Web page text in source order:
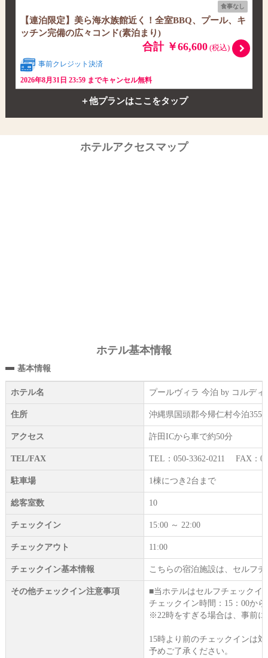
食事なし
【連泊限定】美ら海水族館近く！全室BBQ、プール、キ
ッチン完備の広々コンド(素泊まり)
合計 ￥66,600(税込)
事前クレジット決済
2026年8月31日 23:59 までキャンセル無料
＋他プランはここをタップ
ホテルアクセスマップ
ホテル基本情報
基本情報
ホテル名 プールヴィラ 今泊 by コルディ
住所 沖縄県国頭郡今帰仁村今泊3551
アクセス 許田ICから車で約50分
TEL/FAX TEL：050-3362-0211 FAX：
駐車場 1棟につき2台まで
総客室数 10
チェックイン 15:00 ～ 22:00
チェックアウト 11:00
チェックイン基本情報 こちらの宿泊施設は、セルフ
その他チェックイン注意事項
■当ホテルはセルフチェックイ
チェックイン時間：15：00から
※22時をすぎる場合は、事前
15時より前のチェックインは
予めご了承ください。